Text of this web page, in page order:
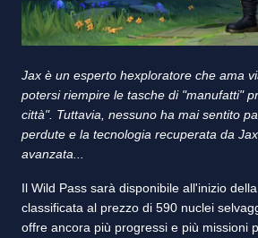
Jax è un esperto hexploratore che ama
potersi riempire le tasche di "manufatti"
città". Tuttavia, nessuno ha mai sentito
perdute e la tecnologia recuperata da
avanzata...
Il Wild Pass sarà disponibile all'inizio
classificata al prezzo di 590 nuclei
offre ancora più progressi e più missioni